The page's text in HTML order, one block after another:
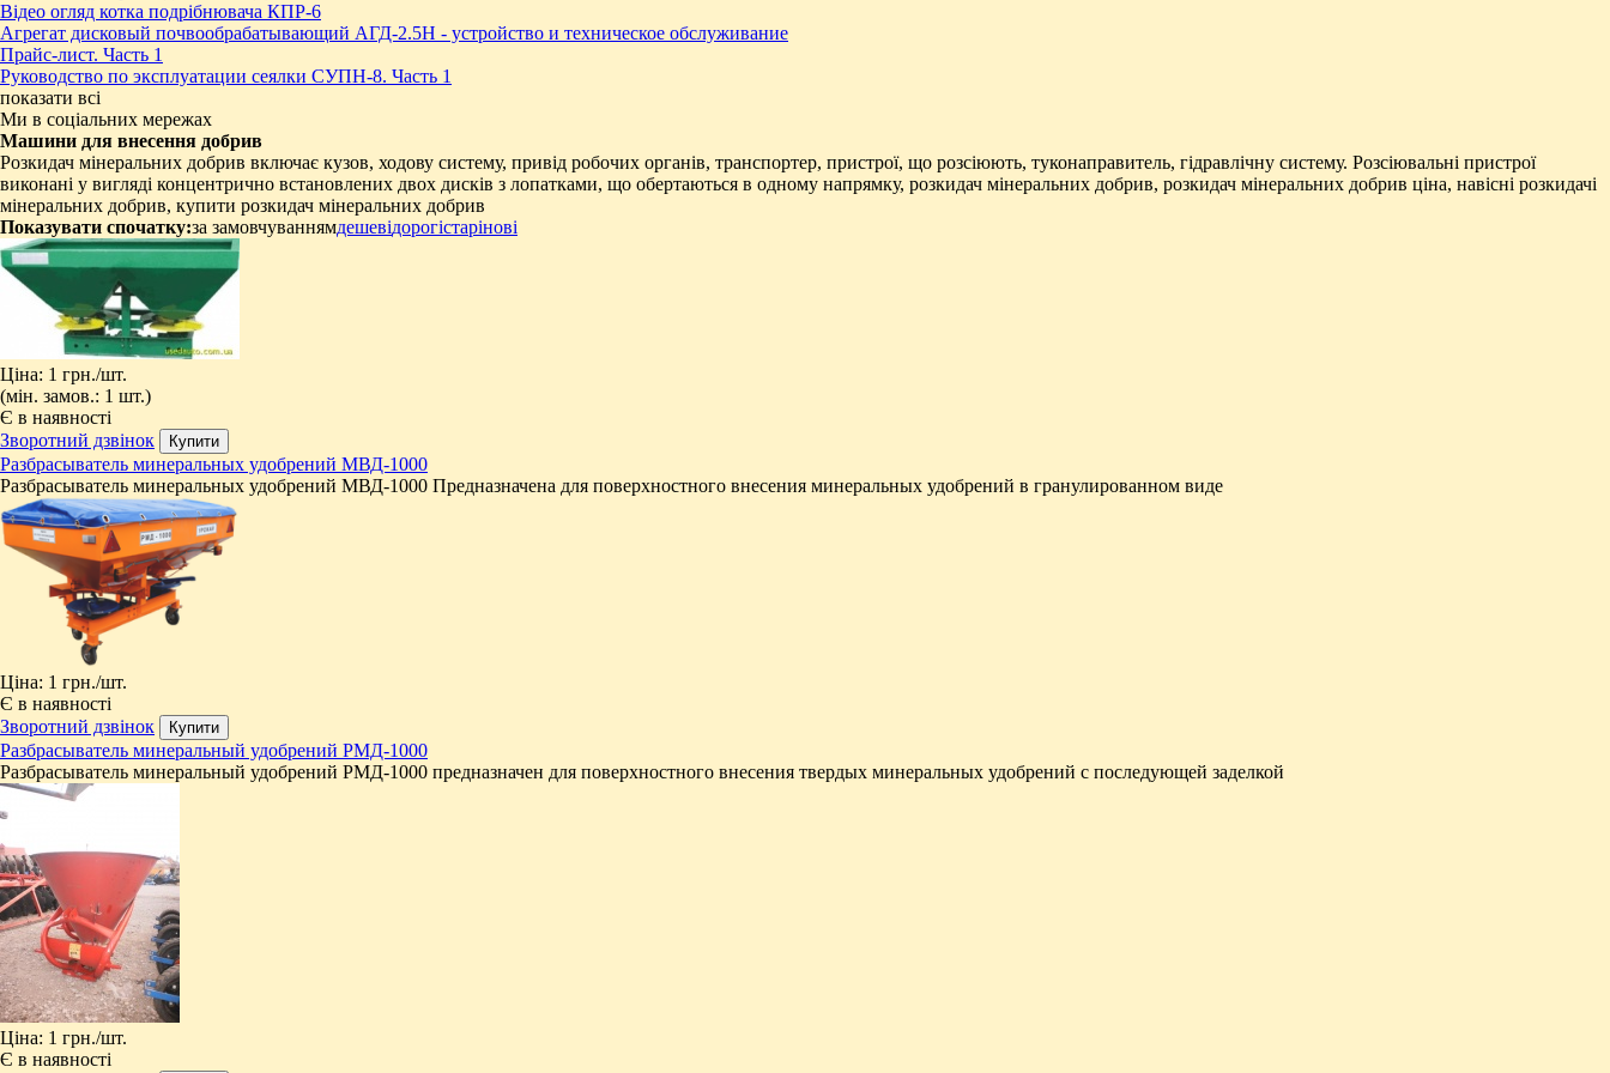
Відео огляд котка подрібнювача КПР-6
Агрегат дисковый почвообрабатывающий АГД-2.5Н - устройство и техническое обслуживание
Прайс-лист. Часть 1
Руководство по эксплуатации сеялки СУПН-8. Часть 1
показати всі
Ми в соціальних мережах
Машини для внесення добрив
Розкидач мінеральних добрив включає кузов, ходову систему, привід робочих органів, транспортер, пристрої, що розсіюють, туконаправитель, гідравлічну систему. Розсіювальні пристрої
виконані у вигляді концентрично встановлених двох дисків з лопатками, що обертаються в одному напрямку, розкидач мінеральних добрив, розкидач мінеральних добрив ціна, навісні розкидачі
мінеральних добрив, купити розкидач мінеральних добрив
Показувати спочатку:за замовчуваннямдешевідорогістарінові
Ціна: 1 грн./шт.
(мін. замов.: 1 шт.)
Є в наявності
Зворотний дзвінок
Разбрасыватель минеральных удобрений МВД-1000
Разбрасыватель минеральных удобрений МВД-1000 Предназначена для поверхностного внесения минеральных удобрений в гранулированном виде
Ціна: 1 грн./шт.
Є в наявності
Зворотний дзвінок
Разбрасыватель минеральный удобрений РМД-1000
Разбрасыватель минеральный удобрений РМД-1000 предназначен для поверхностного внесения твердых минеральных удобрений с последующей заделкой
Ціна: 1 грн./шт.
Є в наявності